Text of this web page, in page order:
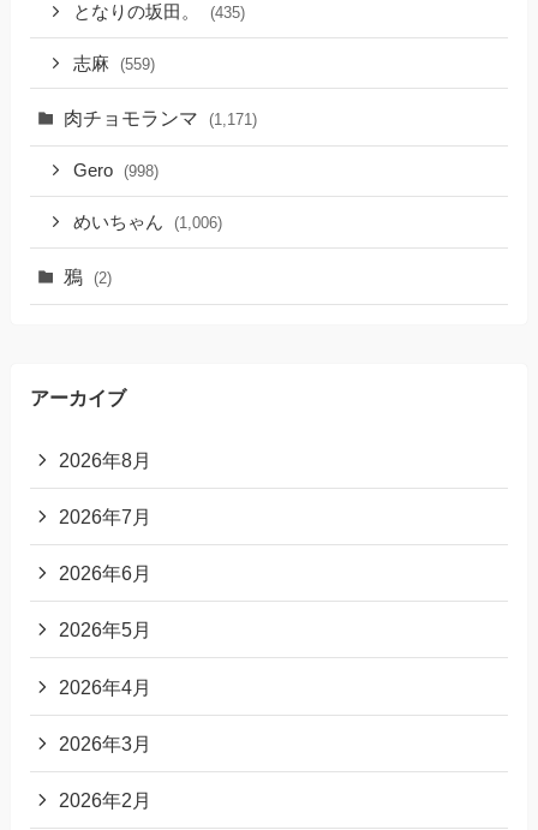
となりの坂田。 (435)
志麻 (559)
肉チョモランマ (1,171)
Gero (998)
めいちゃん (1,006)
鴉 (2)
アーカイブ
2026年8月
2026年7月
2026年6月
2026年5月
2026年4月
2026年3月
2026年2月